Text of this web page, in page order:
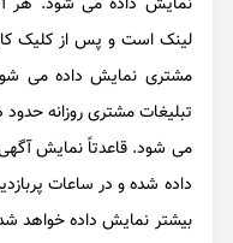
لینک است و پس از کلیک
می شود. قاعدتاً نمایش آگهی
داده شده و در ساعات
بیشتر نمایش داده خواهد